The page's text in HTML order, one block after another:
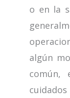
o en la
algún
común,